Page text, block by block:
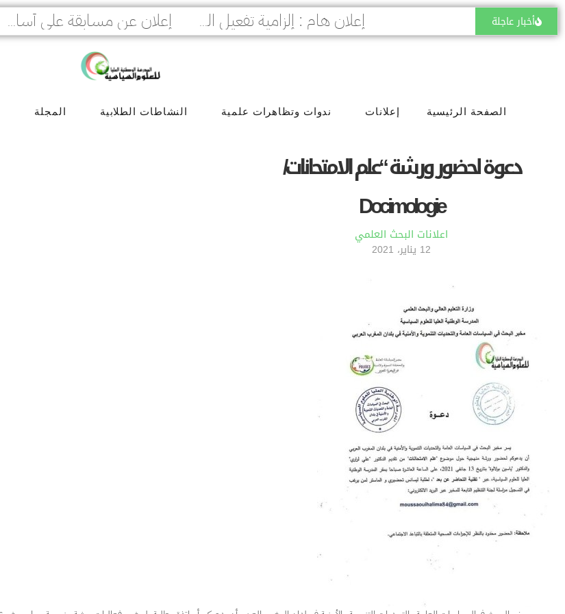
أخبار عاجلة إعلان هام : إلزامية تفعيل المصادقة الثنائية لمنصة PROGRES GRH إعلان عن مسابقة على أساس الامتحان المهني للترقية في عدة رتب
الصفحة الرئيسية إعلانات ندوات وتظاهرات علمية النشاطات الطلابية المجلة
دعوة لحضور ورشة “علم الامتحانات/
Docimologie
اعلانات البحث العلمي
12 يناير، 2021